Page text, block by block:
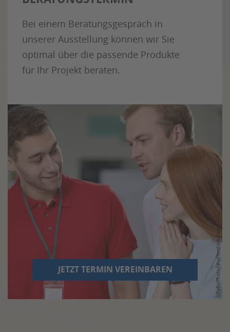
Bei einem Beratungsgespräch in
unserer Ausstellung können wir Sie
optimal über die passende Produkte
für Ihr Projekt beraten.
JETZT TERMIN VEREINBAREN